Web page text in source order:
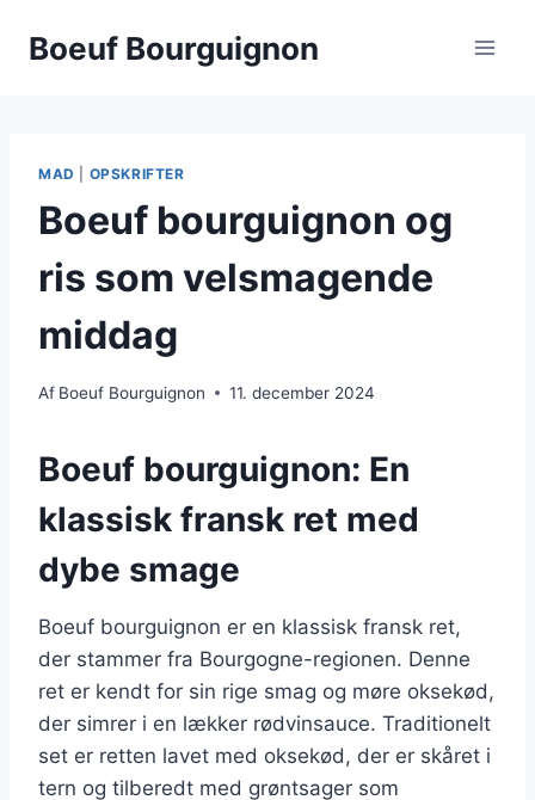
Boeuf Bourguignon
MAD OPSKRIFTER
Boeuf bourguignon og
ris som velsmagende
middag
Af Boeuf Bourguignon 11. december 2024
Boeuf bourguignon: En
klassisk fransk ret med
dybe smage
Boeuf bourguignon er en klassisk fransk ret,
der stammer fra Bourgogne-regionen. Denne
ret er kendt for sin rige smag og møre oksekød,
der simrer i en lækker rødvinsauce. Traditionelt
set er retten lavet med oksekød, der er skåret i
tern og tilberedt med grøntsager som